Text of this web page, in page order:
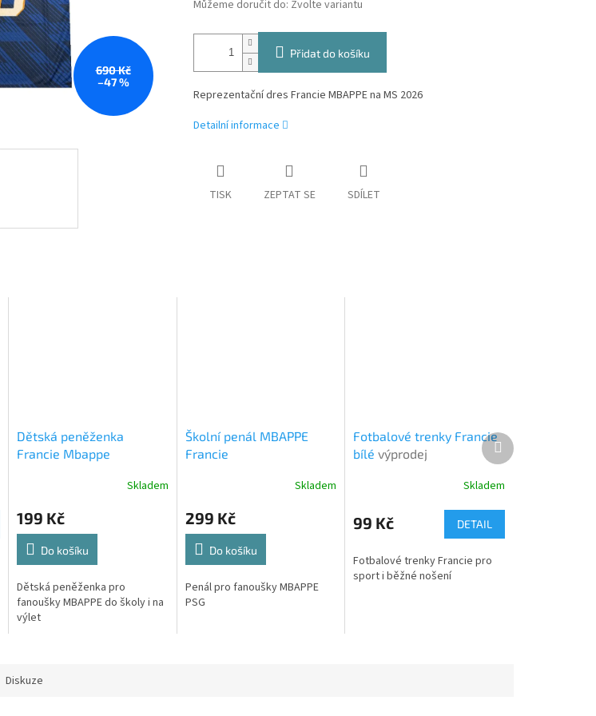
690 Kč
–47 %
Můžeme doručit do: Zvolte variantu
Přidat do košíku
Reprezentační dres Francie MBAPPE na MS 2026
Detailní informace
TISK ZEPTAT SE SDÍLET
Dětská peněženka
Francie Mbappe
Skladem
199 Kč
Do košíku
Dětská peněženka pro
fanoušky MBAPPE do školy i na
výlet
Školní penál MBAPPE
Francie
Skladem
299 Kč
Do košíku
Penál pro fanoušky MBAPPE
PSG
Fotbalové trenky Francie
bílévýprodej
Skladem
99 Kč DETAIL
Fotbalové trenky Francie pro
sport i běžné nošení
Další
produkt
Diskuze